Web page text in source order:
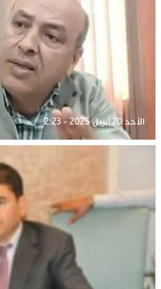
الأحد 20 أبريل 2025 - 2:23